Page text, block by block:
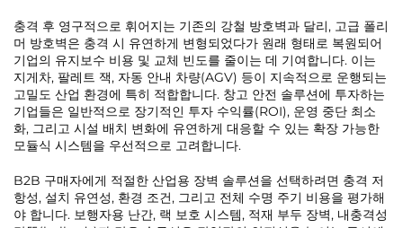
충격 후 영구적으로 휘어지는 기존의 강철 방호벽과 달리, 고급 폴리
머 방호벽은 충격 시 유연하게 변형되었다가 원래 형태로 복원되어
기업의 유지보수 비용 및 교체 빈도를 줄이는 데 기여합니다. 이는
지게차, 팔레트 잭, 자동 안내 차량(AGV) 등이 지속적으로 운행되는
고밀도 산업 환경에 특히 적합합니다. 창고 안전 솔루션에 투자하는
기업들은 일반적으로 장기적인 투자 수익률(ROI), 운영 중단 최소
화, 그리고 시설 배치 변화에 유연하게 대응할 수 있는 확장 가능한
모듈식 시스템을 우선적으로 고려합니다.
B2B 구매자에게 적절한 산업용 장벽 솔루션을 선택하려면 충격 저
항성, 설치 유연성, 환경 조건, 그리고 전체 수명 주기 비용을 평가해
야 합니다. 보행자용 난간, 랙 보호 시스템, 적재 부두 장벽, 내충격성